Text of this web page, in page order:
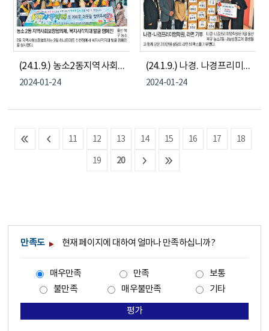
(24.1.9.) 농소2동지역사회보장협의체 - 복지사각지대 발굴 캠페인
2024-01-24
(24.1.9.) 나경. 나경프리미엄학원 - 농소2동나눔냉장고 물품 기부
2024-01-24
11 12 13 14 15 16 17 18
19 20
만족도 현재 페이지에 대하여 얼마나 만족하십니까?
매우만족 만족
보통
불만족
매우불만족 기타
평가